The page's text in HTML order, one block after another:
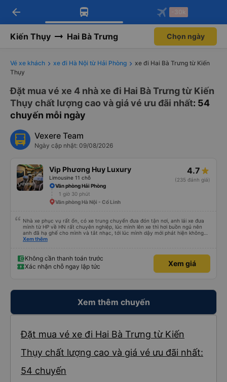
Tải app Vexere ngay!
Nhận ưu đãi thành viên độc
Mở app
Tải app Vexere
-30k/ghế khi đặt vé máy bay qua
Mở app
arrow_back -30k
Kiến Thụy Hai Bà Trưng Chọn ngày
Vé xe khách xe đi Hà Nội từ Hải Phòng
xe đi Hai Bà Trưng từ Kiến
Thụy
Đặt mua vé xe 4 nhà xe đi Hai Bà Trưng từ Kiến
Thụy chất lượng cao và giá vé ưu đãi nhất: 54
chuyến mỗi ngày
Vexere Team
Ngày cập nhật: 09/08/2026
Vip Phương Huy Luxury
Limousine 11 chỗ
4.7
(235 đánh giá)
Văn phòng Hải Phòng
1 giờ 30 phút
Văn phòng Hà Nội - Cổ Linh
Nhà xe phục vụ rất ổn, có xe trung chuyển đưa đón tận nơi, anh lái xe đưa
mình từ HP về HN rất chuyên nghiệp, lúc mình lên xe thì hơi buồn ngủ nên
anh đã hạ ghế cho mình và tắt nhạc, tới lúc mình dậy mới phát hiện không
thấy điện thoại thì anh đã ngay lập tức gọi xe trung chuyển để tìm điện thoại
Xem thêm
Không cần thanh toán trước
Xác nhận chỗ ngay lập tức
Xem giá
Xem thêm chuyến
Đặt mua vé xe đi Hai Bà Trưng từ Kiến
Thụy chất lượng cao và giá vé ưu đãi nhất:
54 chuyến